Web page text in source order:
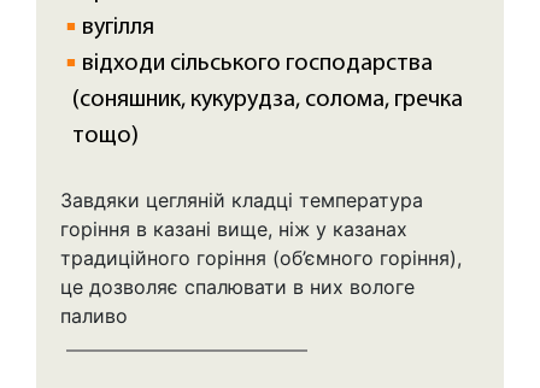
вугілля
відходи сільського господарства
(соняшник, кукурудза, солома, гречка
тощо)
Завдяки цегляній кладці температура
горіння в казані вище, ніж у казанах
традиційного горіння (об’ємного горіння),
це дозволяє спалювати в них вологе
паливо